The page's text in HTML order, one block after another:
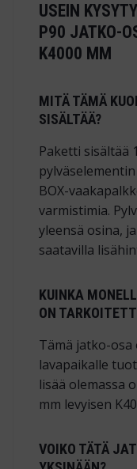
USEIN
P90 JATKO-
K4000 MM
MITÄ TÄMÄ
SISÄLTÄÄ?
Paketti sisältää
BOX-
varmistimia.
yleensä osina,
saatavilla
KUINKA
ON
Tämä jatko-osa
lavapaikalle
lisää olemassa
mm levyisen
VOIKO TÄTÄ